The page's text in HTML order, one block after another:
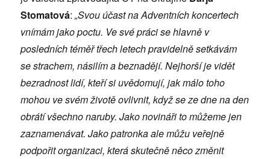
Stomatová:„Svou účast na Adventních koncertech
vnímám jako poctu. Ve své práci se hlavně v
posledních téměř třech letech pravidelně setkávám
se strachem, násilím a beznadějí. Nejhorší je vidět
bezradnost lidí, kteří si uvědomují, jak málo toho
mohou ve svém životě ovlivnit, když se ze dne na den
obrátí všechno naruby. Jako novináři to můžeme jen
zaznamenávat. Jako patronka ale můžu veřejně
podpořit organizaci, která skutečně něco změnit